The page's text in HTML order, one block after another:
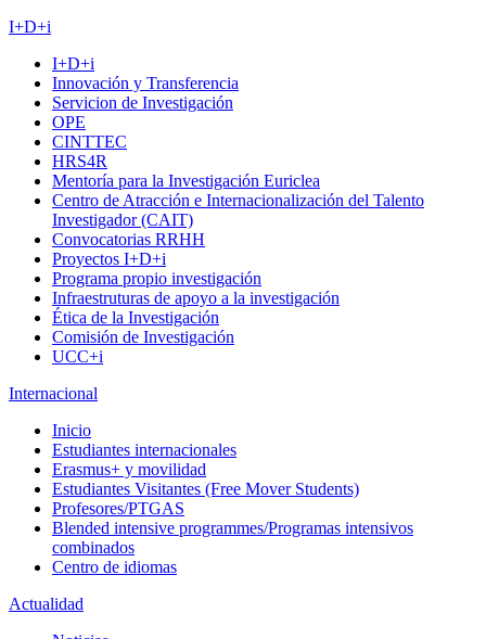
I+D+i
I+D+i
Innovación y Transferencia
Servicion de Investigación
OPE
CINTTEC
HRS4R
Mentoría para la Investigación Euriclea
Centro de Atracción e Internacionalización del Talento
Investigador (CAIT)
Convocatorias RRHH
Proyectos I+D+i
Programa propio investigación
Infraestruturas de apoyo a la investigación
Ética de la Investigación
Comisión de Investigación
UCC+i
Internacional
Inicio
Estudiantes internacionales
Erasmus+ y movilidad
Estudiantes Visitantes (Free Mover Students)
Profesores/PTGAS
Blended intensive programmes/Programas intensivos
combinados
Centro de idiomas
Actualidad